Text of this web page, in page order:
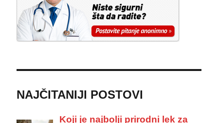
NAJČITANIJI POSTOVI